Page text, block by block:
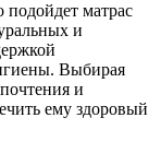
подойдет матрас
и
Выбирая
и
ему здоровый